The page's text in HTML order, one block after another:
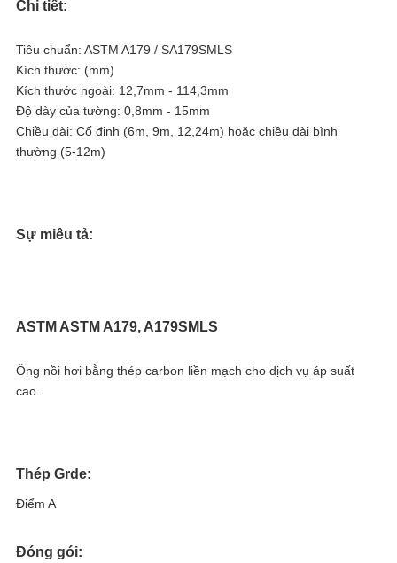
Chi tiết:
Tiêu chuẩn: ASTM A179 / SA179SMLS
Kích thước: (mm)
Kích thước ngoài: 12,7mm - 114,3mm
Độ dày của tường: 0,8mm - 15mm
Chiều dài: Cố định (6m, 9m, 12,24m) hoặc chiều dài bình
thường (5-12m)
Sự miêu tả:
ASTM ASTM A179, A179SMLS
Ống nồi hơi bằng thép carbon liền mạch cho dịch vụ áp suất
cao.
Thép Grde:
Điểm A
Đóng gói: